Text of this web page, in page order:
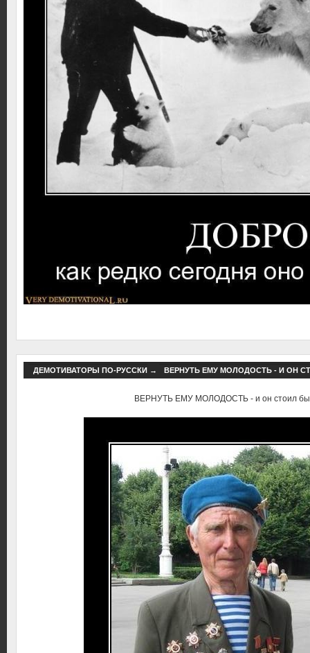
ДЕМОТИВАТОРЫ ПО-РУССКИ→ ВЕРНУТЬ ЕМУ МОЛОДОСТЬ - И ОН
ВЕРНУТЬ ЕМУ МОЛОДОСТЬ - и он стоил бы